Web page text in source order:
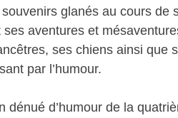
glanés au cours de
ses aventures et
ses chiens ainsi que
par l’humour.
dénué d’humour de la